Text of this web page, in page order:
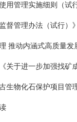
用管理实施细则（试
督管理办法（试行）
推动内涵式高质量发
关于进一步加强找矿
生物化石保护项目管